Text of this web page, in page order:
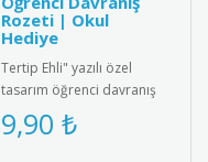
Rozeti | Okul
Hediye
Tertip Ehli" yazılı özel
tasarım öğrenci davranış
rozeti. Örnek öğrencileri
ödüllendirmek için ideal..
9,90 ₺